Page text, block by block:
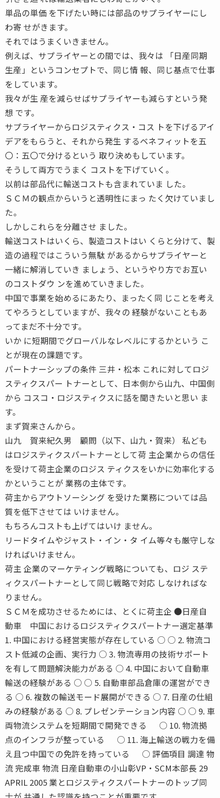
単品の単価 を下げたい時には部品のサプライヤーにし
わ寄 せがきます。
それではうまくいきません。
例えば、サプライヤーとの間では、我々は 「日産同期
生産」というコンセプトで、同じ情 報、同じ基点で仕事
をしています。
我々が生 産を減らせばサプライヤーも減らすという発
想 です。
サプライヤーからロジスティクス・コス トを下げるアイ
デアをもらうと、それから発生 するベネフィットを五
〇：五〇で分けるという 取り決めもしています。
そうして両方でうまく コストを下げていく。
以前は部品代に輸送コストも含まれていま した。
ＳＣＭの観点からいうと透明性にまっ たく欠けていまし
た。
しかしこれらを分離させ ました。
輸送コストはいくら、製造コストはい くらと分けて、製
造の過程ではこういう無駄 があるからサプライヤーと
一緒に解消していき ましょう、というやり方でお互い
のコストダウ ンを進めていきました。
中国で事業を始めるにあたり、まったく同 じことを考え
てやろうとしていますが、我々の 経験がないこともあ
ってまだ不十分です。
いか に短期間でグローバルなレベルにするかという こ
とが現在の課題です。
パートナーシップの条件 三井・松本 これに対してロジ
スティクスパー トナーとして、日本側から山九、中国側
から コスコ・ロジスティクスに話を聞きたいと思い ま
す。
まず賀来さんから。
山九 賀来紀久男 顧問（以下、山九・賀来） 私ども
はロジスティクスパートナーとして荷 主企業からの信任
を受けて荷主企業のロジス ティクスをいかに効率化する
かということが 業務の主体です。
荷主からアウトソーシング を受けた業務については品
質を低下させては いけません。
もちろんコストも上げてはいけ ません。
リードタイムやジャスト・イン・タ イム等々も厳守しな
ければいけません。
荷主 企業のマーケティング戦略についても、ロジ ステ
ィクスパートナーとして同じ戦略で対応 しなければな
りません。
ＳＣＭを成功させるためには、とくに荷主企 ●日産自
動車 中国におけるロジスティクスパートナー選定基準
1. 中国における経営実態が存在している ○ ○ 2. 物流コ
スト低減の企画、実行力 ○ 3. 物流専用の技術サポート
を有して問題解決能力がある ○ 4. 中国において自動車
輸送の経験がある ○ ○ 5. 自動車部品倉庫の運営ができ
る ○ 6. 複数の輸送モード展開ができる ○ 7. 日産の仕組
みの経験がある ○ 8. プレゼンテーション内容 ○ ○ 9. 車
両物流システムを短期間で開発できる ○ 10. 物流拠
点のインフラが整っている ○ 11. 海上輸送の戦力を備
え且つ中国での免許を持っている ○ 評価項目 調達 物
流 完成車 物流 日産自動車の小山彰VP・SCM本部長 29
APRIL 2005 業とロジスティクスパートナーのトップ同